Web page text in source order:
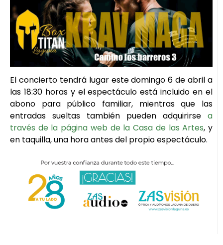
El concierto tendrá lugar este domingo 6 de abril a
las 18:30 horas y el espectáculo está incluido en el
abono para público familiar, mientras que las
entradas sueltas también pueden adquirirse a
través de la página web de la Casa de las Artes, y
en taquilla, una hora antes del propio espectáculo.